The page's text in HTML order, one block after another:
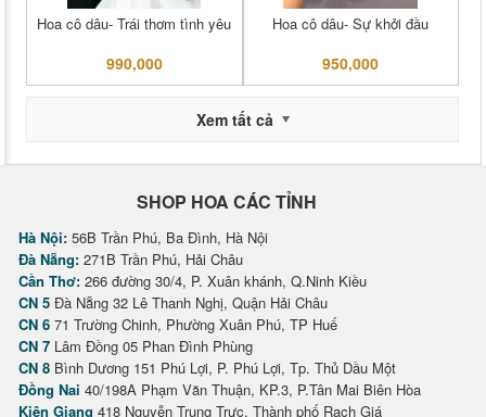
Hoa cô dâu- Trái thơm tình yêu
990,000
Hoa cô dâu- Sự khởi đầu
950,000
Xem tất cả
SHOP HOA CÁC TỈNH
Hà Nội: 56B Trần Phú, Ba Đình, Hà Nội
Đà Nẵng: 271B Trần Phú, Hải Châu
Cần Thơ: 266 đường 30/4, P. Xuân khánh, Q.Ninh Kiều
CN 5 Đà Nẵng 32 Lê Thanh Nghị, Quận Hải Châu
CN 6 71 Trường Chinh, Phường Xuân Phú, TP Huế
CN 7 Lâm Đồng 05 Phan Đình Phùng
CN 8 Bình Dương 151 Phú Lợi, P. Phú Lợi, Tp. Thủ Dầu Một
Đồng Nai 40/198A Phạm Văn Thuận, KP.3, P.Tân Mai Biên Hòa
Kiên Giang 418 Nguyễn Trung Trực, Thành phố Rạch Giá